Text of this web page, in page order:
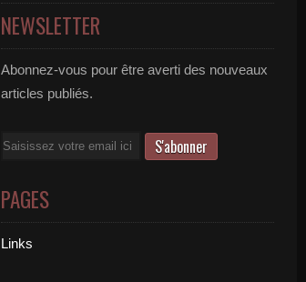
NEWSLETTER
Abonnez-vous pour être averti des nouveaux
articles publiés.
Email
PAGES
Links